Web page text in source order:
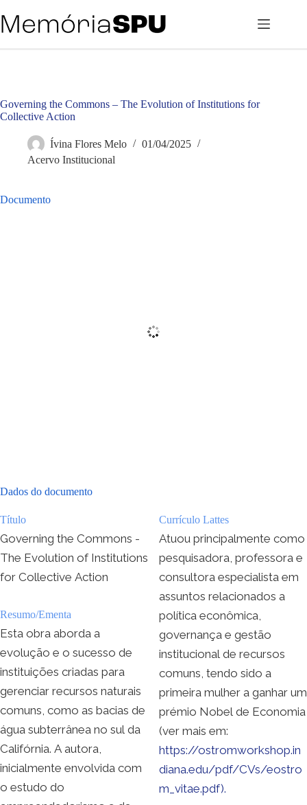
para
o
Governing the Commons – The Evolution of Institutions for
Collective Action
Ívina Flores Melo
01/04/2025
Acervo Institucional
Documento
Dados do documento
Título
Governing the Commons -
The Evolution of Institutions
for Collective Action
Resumo/Ementa
Esta obra aborda a
evolução e o sucesso de
instituições criadas para
gerenciar recursos naturais
comuns, como as bacias de
água subterrânea no sul da
Califórnia. A autora,
inicialmente envolvida com
o estudo do
Currículo Lattes
Atuou principalmente como
pesquisadora, professora e
consultora especialista em
assuntos relacionados a
política econômica,
governança e gestão
institucional de recursos
comuns, tendo sido a
primeira mulher a ganhar um
prémio Nobel de Economia
(ver mais em:
https://ostromworkshop.in
diana.edu/pdf/CVs/eostro
m_vitae.pdf).